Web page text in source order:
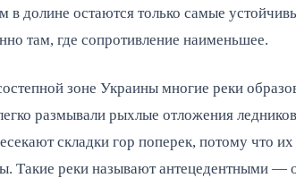
в долине остаются только самые
там, где сопротивление наименьшее.
зоне Украины многие реки
размывали рыхлые отложения
складки гор поперек, потому что
Такие реки называют антецедентными —